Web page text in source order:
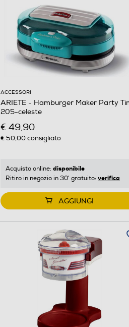
ACCESSORI
ARIETE - Hamburger Maker Party
205-celeste
€ 49,90
€ 50,00consigliato
Acquisto online: disponibile
Ritiro in negozio in 30' gratuito: verifica
AGGIUNGI